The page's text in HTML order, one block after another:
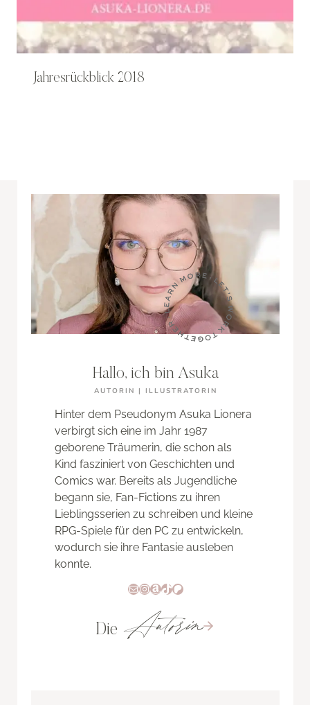
Jahresrückblick 2018
Hallo, ich bin Asuka
AUTORIN | ILLUSTRATORIN
Hinter dem Pseudonym Asuka Lionera
verbirgt sich eine im Jahr 1987
geborene Träumerin, die schon als
Kind fasziniert von Geschichten und
Comics war. Bereits als Jugendliche
begann sie, Fan-Fictions zu ihren
Lieblingsserien zu schreiben und kleine
RPG-Spiele für den PC zu entwickeln,
wodurch sie ihre Fantasie ausleben
konnte.
E-MailInstagram
Amazon
TikTok
Patreon
Die Autorin